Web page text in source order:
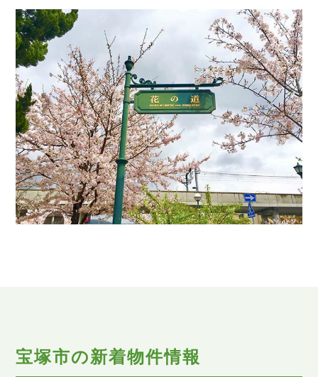
宝塚市の新着物件情報